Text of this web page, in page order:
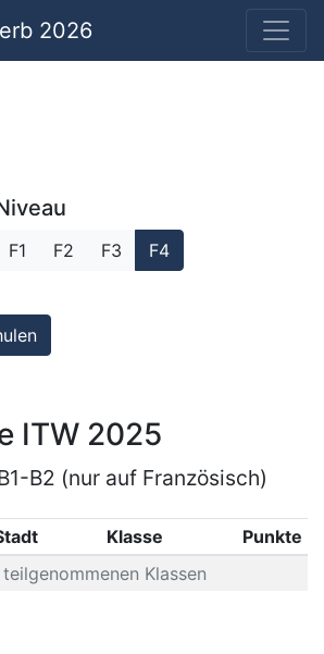
2026
F1 F2 F3 F4
ITW 2025
B2 (nur auf Französisch)
Klasse
Punkte
Klassen